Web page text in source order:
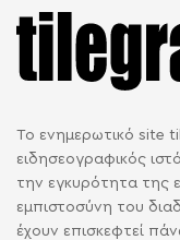
Το ενημερωτικό site
ειδησεογραφικός
την εγκυρότητα της
εμπιστοσύνη του
έχουν επισκεφτεί